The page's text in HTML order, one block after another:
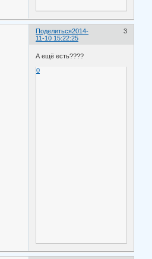
Поделиться 3
2014-
11-10 15:22:25
А ещё есть????
0